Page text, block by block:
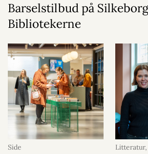
Barselstilbud på Silkeborg
Bibliotekerne
Side